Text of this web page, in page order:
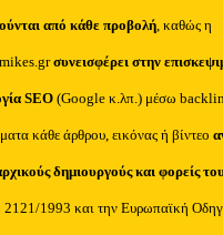
από κάθε προβολή, καθώς η
συνεισφέρει στην
SEO (Google κ.λπ.) μέσω
κάθε άρθρου, εικόνας ή βίντεο
δημιουργούς και φορείς
1993 και την Ευρωπαϊκή